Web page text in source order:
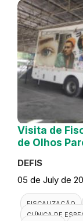
Visita de
de Olhos
DEFIS
05 de July de
FISCALIZAÇÃO
CLÍNICA DE